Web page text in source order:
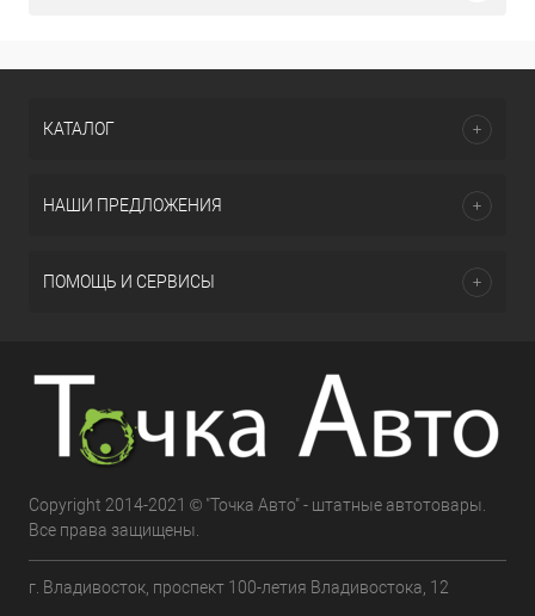
КАТАЛОГ
НАШИ ПРЕДЛОЖЕНИЯ
ПОМОЩЬ И СЕРВИСЫ
Copyright 2014-2021 © "Точка Авто" - штатные автотовары.
Все права защищены.
г. Владивосток, проспект 100-летия Владивостока, 12